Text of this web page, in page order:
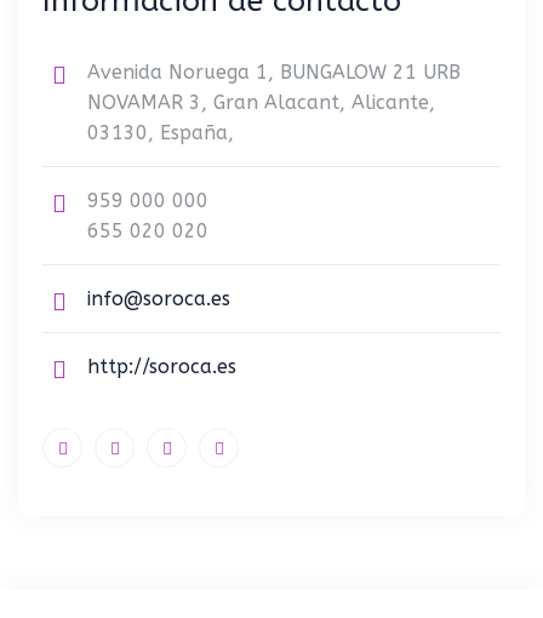
Avenida Noruega 1, BUNGALOW 21 URB
NOVAMAR 3, Gran Alacant, Alicante,
03130, España,
959 000 000
655 020 020
info@soroca.es
http://soroca.es